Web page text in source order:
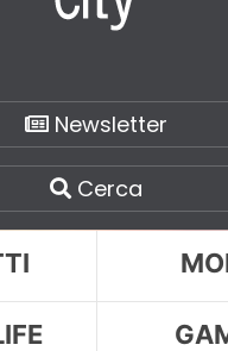
Newsletter
Cerca